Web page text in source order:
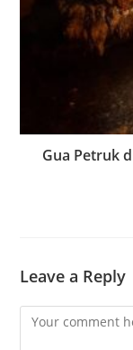
Gua Petruk
Leave a Reply
Comment